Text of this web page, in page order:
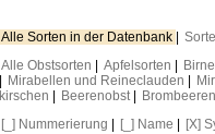
Alle Sorten in der Datenbank
Alle Obstsorten
Apfelsorten
Mirabellen und Reineclauden
kirschen
Beerenobst Brombeeren
[_] Nummerierung
[_] Name [X]